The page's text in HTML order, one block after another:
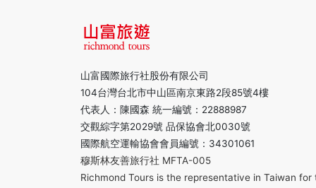
山富國際旅行社股份有限公司
104台灣台北市中山區南京東路2段85號4樓
代表人：陳國森 統一編號：22888987
交觀綜字第2029號 品保協會北0030號
國際航空運輸協會會員編號：34301061
穆斯林友善旅行社 MFTA-005
Richmond Tours is the representative in Taiwan for